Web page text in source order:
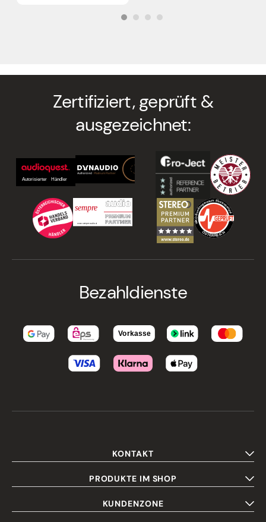
Zertifiziert, geprüft &
ausgezeichnet:
Bezahldienste
KONTAKT
PRODUKTE IM SHOP
KUNDENZONE